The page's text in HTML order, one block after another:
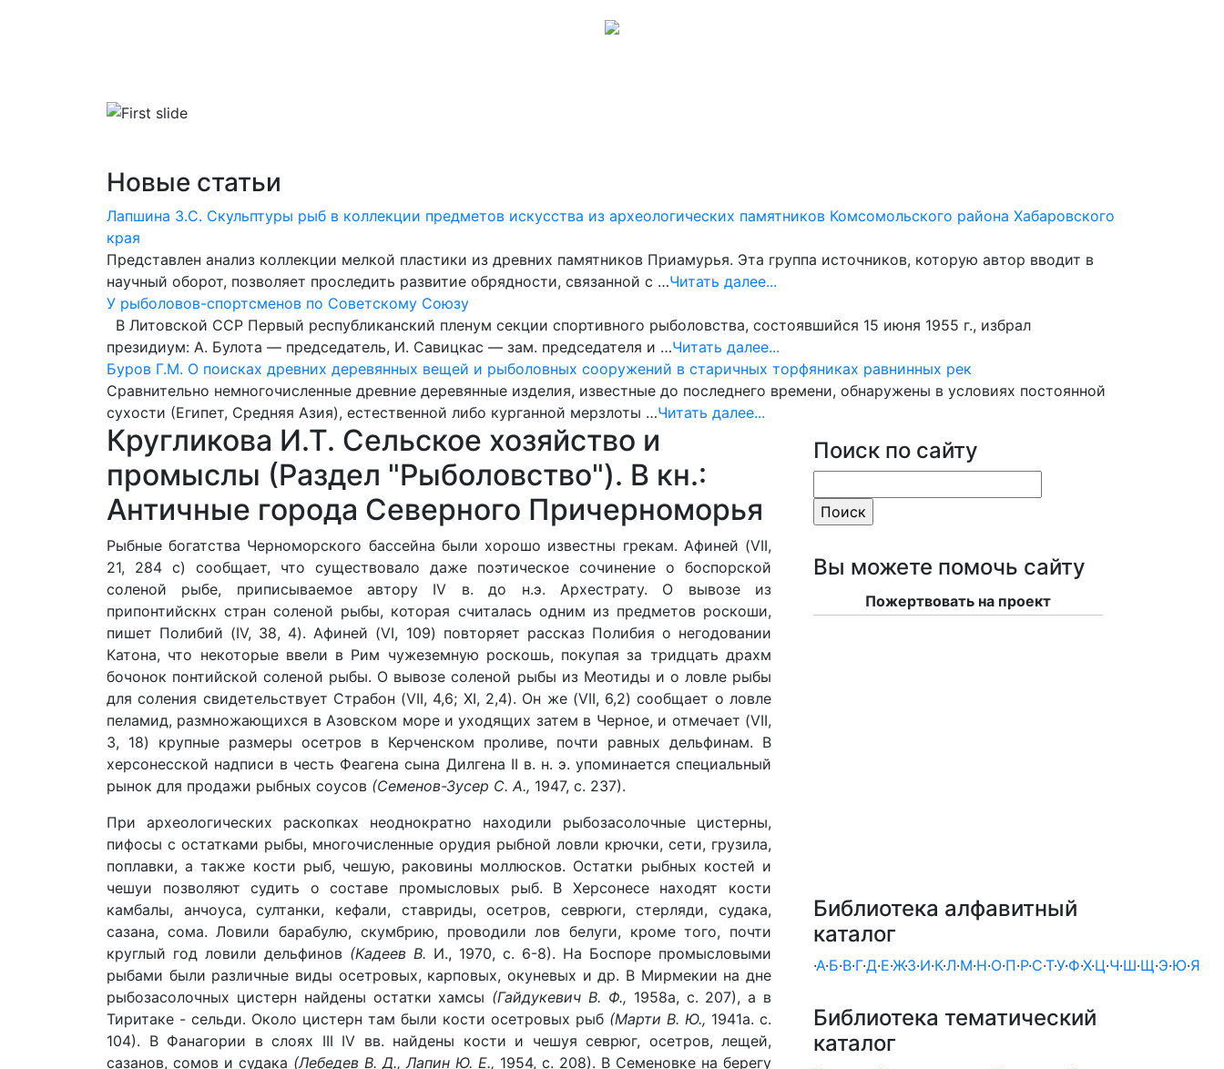
Новые статьи
Лапшина З.С. Скульптуры рыб в коллекции предметов искусства из археологических памятников Комсомольского района Хабаровского
края
Представлен анализ коллекции мелкой пластики из древних памятников Приамурья. Эта группа источников, которую автор вводит в
научный оборот, позволяет проследить развитие обрядности, связанной с …Читать далее...
У рыболовов-спортсменов по Советскому Союзу
В Литовской ССР Первый республиканский пленум секции спортивного рыболовства, состоявшийся 15 июня 1955 г., избрал
президиум: А. Булота — председатель, И. Савицкас — зам. председателя и …Читать далее...
Буров Г.М. О поисках древних деревянных вещей и рыболовных сооружений в старичных торфяниках равнинных рек
Сравнительно немногочисленные древние деревянные изделия, извест­ные до последнего времени, обнаружены в условиях постоянной
сухости (Египет, Средняя Азия), естественной либо курганной мерзлоты …Читать далее...
Кругликова И.Т. Сельское хозяйство и
промыслы (Раздел "Рыболовство"). В кн.:
Античные города Северного Причерноморья
Рыбные богатства Черноморского бассейна были хорошо известны грекам. Афиней (VII,
21, 284 с) сообщает, что существовало даже поэтическое сочинение о боспорской
соленой рыбе, приписываемое автору IV в. до н.э. Архестрату. О вывозе из
припонтийскнх стран соленой рыбы, которая считалась одним из предметов роскоши,
пишет Полибий (IV, 38, 4). Афиней (VI, 109) повторяет рассказ Полибия о негодовании
Катона, что некоторые ввели в Рим чужеземную роскошь, покупая за тридцать драхм
бочонок понтийской соленой рыбы. О вывозе соленой рыбы из Меотиды и о ловле рыбы
для соления свидетельствует Страбон (VII, 4,6; XI, 2,4). Он же (VII, 6,2) сообщает о ловле
пеламид, размножающихся в Азовском море и уходящих затем в Черное, и отмечает (VII,
3, 18) крупные размеры осетров в Керченском проливе, почти равных дельфинам. В
херсонесской надписи в честь Феагена сына Дилгена II в. н. э. упоминает­ся специальный
рынок для продажи рыбных соусов (Семенов-Зусер С. А., 1947, с. 237).
При археологических раскопках неоднократно находили рыбозасолочные цистерны,
пифосы с остатками рыбы, многочисленные орудия рыбной ловли крючки, сети, грузила,
поплавки, а также кости рыб, чешую, раковины моллюсков. Остатки рыбных костей и
чешуи позволяют судить о составе промысловых рыб. В Херсонесе находят кости
камбалы, анчоуса, султанки, кефали, ставриды, осетров, севрюги, стерляди, судака,
сазана, сома. Ловили барабулю, скумбрию, проводили лов белуги, кроме того, почти
круглый год ловили дельфинов (Кадеев В. И., 1970, с. 6-8). На Боспоре промысловыми
рыбами были различные виды осетровых, карповых, окуневых и др. В Мирмекии на дне
рыбозасолочных цистерн найдены остатки хамсы (Гайдукевич В. Ф., 1958а, с. 207), а в
Тиритаке - сельди. Около цистерн там были кости осетровых рыб (Марти В. Ю., 1941а. с.
104). В Фанагории в слоях III IV вв. найдены кости и чешуя севрюг, осетров, лещей,
сазанов, сомов и судака (Лебедев В. Д., Лапин Ю. Е., 1954, с. 208). В Семеновке на берегу
Поиск по сайту
Вы можете помочь сайту
Пожертвовать на проект
Библиотека алфавитный
каталог
·А·Б·В·Г·Д·Е·Ж·З·И·К·Л·М·Н·О·П·Р·С·Т·У·Ф·Х·Ц·Ч·Ш·Щ·Э·Ю·Я
Библиотека тематический
каталог